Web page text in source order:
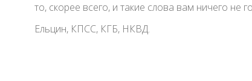
то, скорее всего, и такие слова вам ничего не
Ельцин, КПСС, КГБ, НКВД.